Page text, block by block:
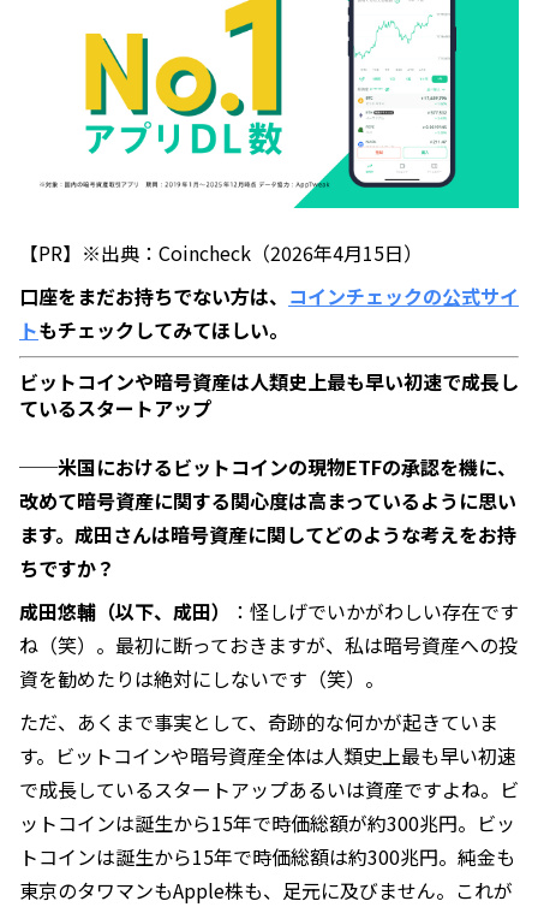
【PR】※出典：Coincheck（2026年4月15日）
口座をまだお持ちでない方は、 コインチェックの公式サイ
トもチェックしてみてほしい。
ビットコインや暗号資産は人類史上最も早い初速で成長し
ているスタートアップ
──米国におけるビットコインの現物ETFの承認を機に、
改めて暗号資産に関する関心度は高まっているように思い
ます。成田さんは暗号資産に関してどのような考えをお持
ちですか？
成田悠輔（以下、成田）
：怪しげでいかがわしい存在です
ね（笑）。最初に断っておきますが、私は暗号資産への投
資を勧めたりは絶対にしないです（笑）。
ただ、あくまで事実として、奇跡的な何かが起きていま
す。ビットコインや暗号資産全体は人類史上最も早い初速
で成長しているスタートアップあるいは資産ですよね。ビ
ットコインは誕生から15年で時価総額が約300兆円。ビッ
トコインは誕生から15年で時価総額は約300兆円。純金も
東京のタワマンもApple株も、足元に及びません。これが